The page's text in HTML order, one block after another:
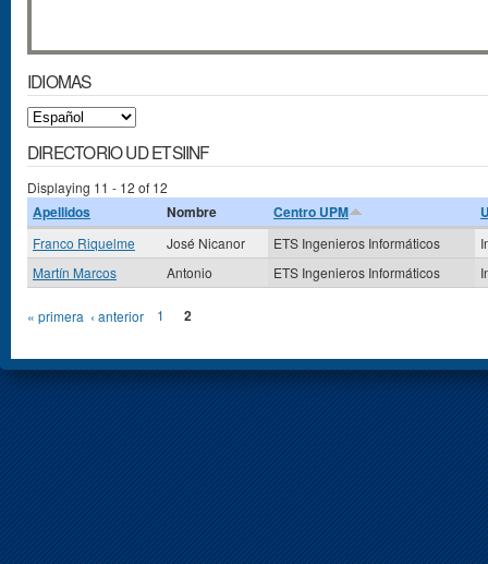
IDIOMAS
DIRECTORIO UD ETSIINF
Displaying 11 - 12 of 12
Apellidos Nombre Centro UPM
Franco Riquelme José Nicanor ETS Ingenieros Informáticos
Martín Marcos
Antonio ETS Ingenieros Informáticos
Páginas
« primera ‹ anterior 1 2